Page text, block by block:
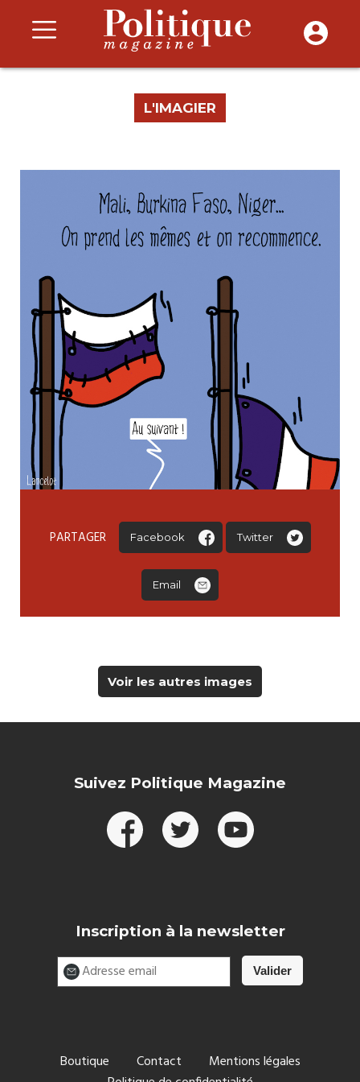
L'IMAGIER
PARTAGER Facebook Twitter
Email
Voir les autres images
Suivez Politique Magazine
Inscription à la newsletter
Boutique Contact
Mentions légales